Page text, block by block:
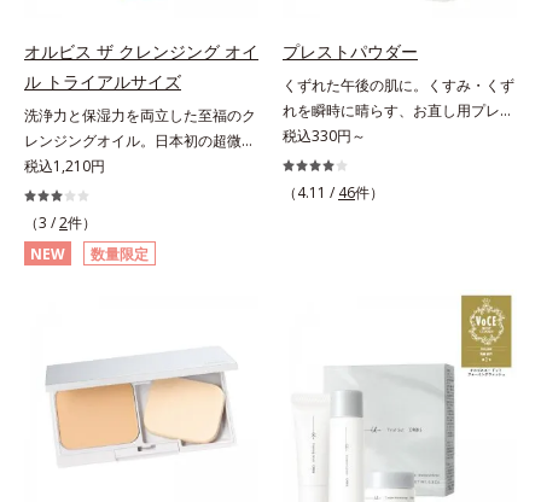
オルビス ザ クレンジング オイ
ル トライアルサイズ
洗浄力と保湿力を両立した至福のク
レンジングオイル。日本初の超微粒
子技術(*1)が毛穴奥の微細な汚れに
アプローチ。圧倒的な洗浄力と毛穴
悩みに着目したクレンジングオイル
のトライアルサイズです。日本初・
超微粒子技術(*1)で、さっと塗り広
かつてないクレンジング(*2)をご用
意しました。ポーラ化成は独自の先
端研究により、ナノバブルよりも小
さい超微粒子(*3)をクレンジングに
搭載することに成功。毛穴よりはる
税込1,210円
（3 /2件）
NEW
数量限定
プレストパウダー
くずれた午後の肌に。くすみ・くず
れを瞬時に晴らす、お直し用プレス
トパウダー。くすみ・くずれを瞬時
に晴らす、お直し用のプレストパウ
ダーです。朝のメイクから時間が経
ションのすき間にフィットし、凹凸
や毛穴をフラットに整えます。また
お直しと同時にうるおいを補給。さ
らに余分な皮脂を吸着して、水分と
皮脂のバランスをコントロールし、
メイクがくずれにくい肌へ。“立て
直す”ことにこだわった設計で、メ
イクがくずれた肌にすんなりなじ
税込330円～
（4.11 / 46件）